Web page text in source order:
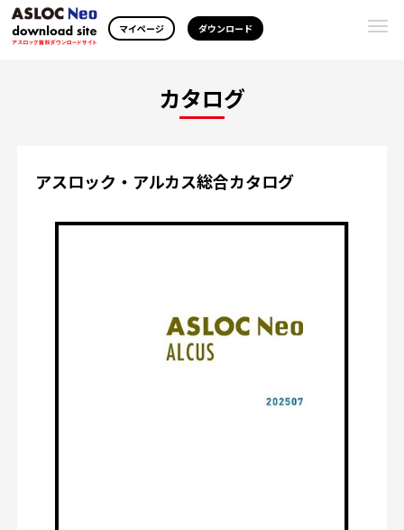
マイページ ダウンロード
カタログ
アスロック・アルカス総合カタログ